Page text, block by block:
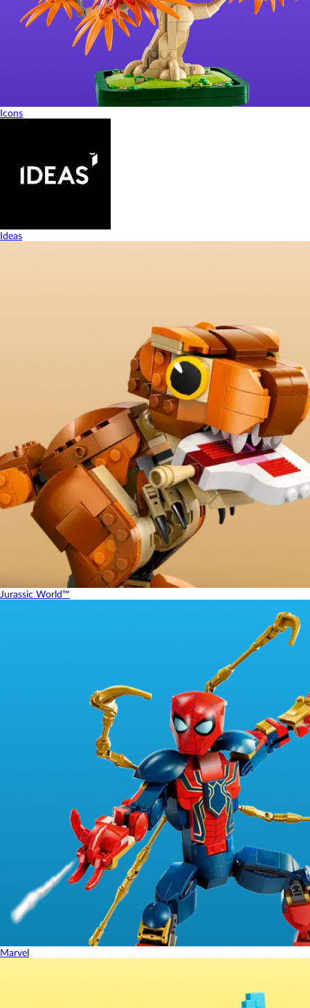
Icons
Ideas
Jurassic World™
Marvel